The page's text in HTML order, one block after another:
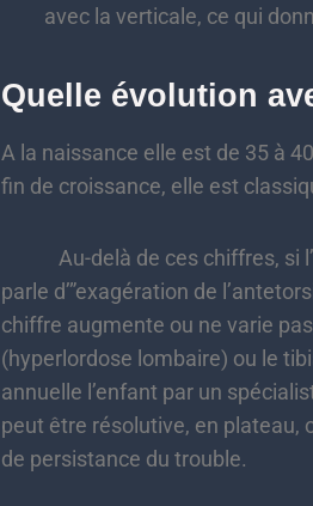
avec la verticale, ce qui
Quelle évolution
A la naissance elle est de 35 à
fin de croissance, elle est
Au-delà de ces chiffres, si
parle d’”exagération de
chiffre augmente ou ne varie
(hyperlordose lombaire) ou le
annuelle l’enfant par un
peut être résolutive, en plateau,
de persistance du trouble.